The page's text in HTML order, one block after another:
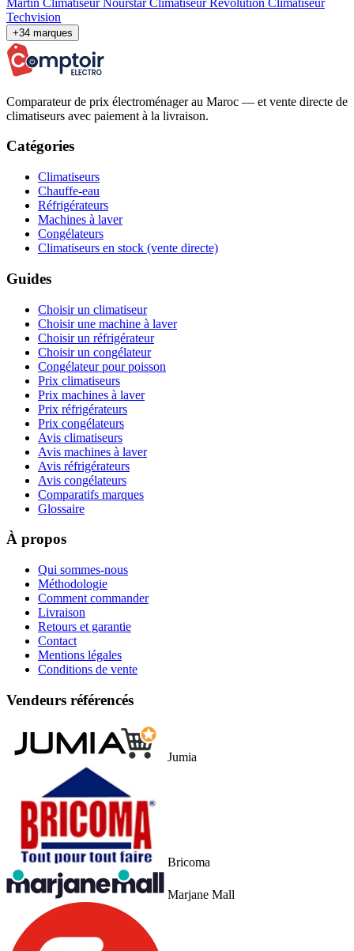
Techvision
+34 marques
Comparateur de prix électroménager au Maroc — et vente directe de
climatiseurs avec paiement à la livraison.
Catégories
Climatiseurs
Chauffe-eau
Réfrigérateurs
Machines à laver
Congélateurs
Climatiseurs en stock (vente directe)
Guides
Choisir un climatiseur
Choisir une machine à laver
Choisir un réfrigérateur
Choisir un congélateur
Congélateur pour poisson
Prix climatiseurs
Prix machines à laver
Prix réfrigérateurs
Prix congélateurs
Avis climatiseurs
Avis machines à laver
Avis réfrigérateurs
Avis congélateurs
Comparatifs marques
Glossaire
À propos
Qui sommes-nous
Méthodologie
Comment commander
Livraison
Retours et garantie
Contact
Mentions légales
Conditions de vente
Vendeurs référencés
Jumia
Bricoma
Marjane Mall